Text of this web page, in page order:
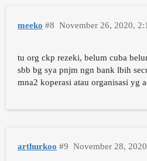
meeko November 26, 2020,
#8
tu org ckp rezeki, belum cuba
sbb bg sya pnjm ngn bank lbih
mna2 koperasi atau organisasi yg
arthurkoo November 28,
#9